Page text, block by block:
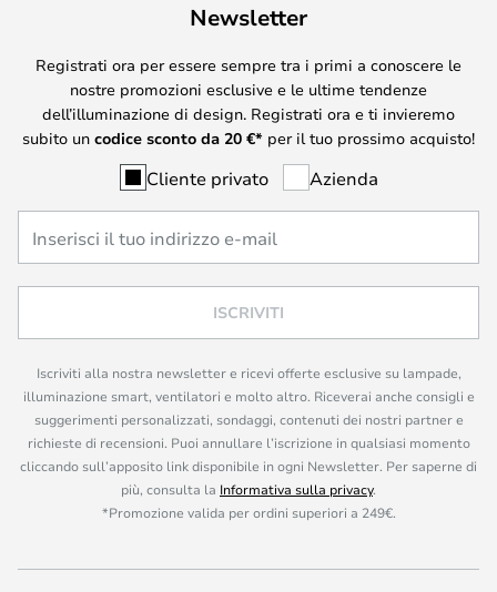
Newsletter
Registrati ora per essere sempre tra i primi a conoscere le
nostre promozioni esclusive e le ultime tendenze
dell’illuminazione di design. Registrati ora e ti invieremo
subito un codice sconto da 20 €* per il tuo prossimo acquisto!
Cliente privato Azienda
ISCRIVITI
Iscriviti alla nostra newsletter e ricevi offerte esclusive su lampade,
illuminazione smart, ventilatori e molto altro. Riceverai anche consigli e
suggerimenti personalizzati, sondaggi, contenuti dei nostri partner e
richieste di recensioni. Puoi annullare l’iscrizione in qualsiasi momento
cliccando sull’apposito link disponibile in ogni Newsletter. Per saperne di
più, consulta la Informativa sulla privacy.
*Promozione valida per ordini superiori a 249€.